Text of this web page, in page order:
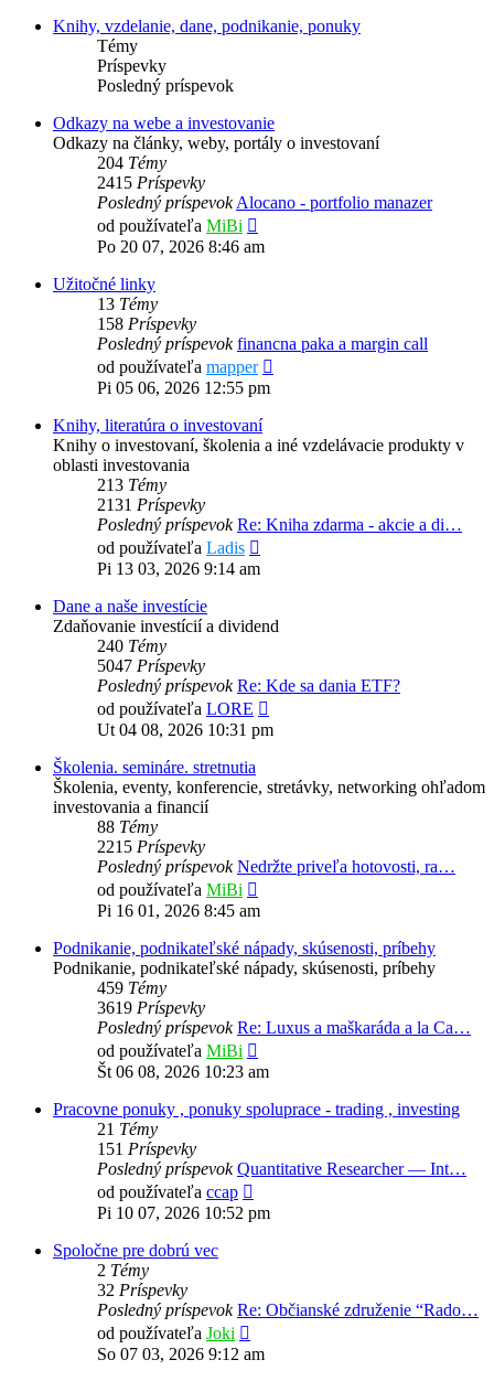
Knihy, vzdelanie, dane, podnikanie, ponuky
Témy
Príspevky
Posledný príspevok
Odkazy na webe a investovanie
Odkazy na články, weby, portály o investovaní
204 Témy
2415 Príspevky
Posledný príspevok Alocano - portfolio manazer
od používateľa MiBi
posledný
Po 20 07, 2026 8:46 am
Užitočné linky
13 Témy
158 Príspevky
Posledný príspevok financna paka a margin call
od používateľa mapper
Pi 05 06, 2026 12:55 pm
Knihy, literatúra o investovaní
Knihy o investovaní, školenia a iné vzdelávacie produkty v
oblasti investovania
213 Témy
2131 Príspevky
Posledný príspevok Re: Kniha zdarma - akcie a di…
od používateľa Ladis
posledný
Pi 13 03, 2026 9:14 am
Dane a naše investície
Zdaňovanie investícií a dividend
240 Témy
5047 Príspevky
Posledný príspevok Re: Kde sa dania ETF?
od používateľa LORE
posledný
Ut 04 08, 2026 10:31 pm
Školenia. semináre. stretnutia
Školenia, eventy, konferencie, stretávky, networking ohľadom
investovania a financií
88 Témy
2215 Príspevky
Posledný príspevok Nedržte priveľa hotovosti, ra…
od používateľa MiBi
posledný
Pi 16 01, 2026 8:45 am
Podnikanie, podnikateľské nápady, skúsenosti, príbehy
Podnikanie, podnikateľské nápady, skúsenosti, príbehy
459 Témy
3619 Príspevky
Posledný príspevok Re: Luxus a maškaráda a la Ca…
od používateľa MiBi
posledný
Št 06 08, 2026 10:23 am
Pracovne ponuky , ponuky spoluprace - trading , investing
21 Témy
151 Príspevky
Posledný príspevok Quantitative Researcher — Int…
od používateľa ccap
posledný
Pi 10 07, 2026 10:52 pm
Spoločne pre dobrú vec
2 Témy
32 Príspevky
Posledný príspevok Re: Občianské združenie “Rado…
od používateľa Joki
posledný
So 07 03, 2026 9:12 am